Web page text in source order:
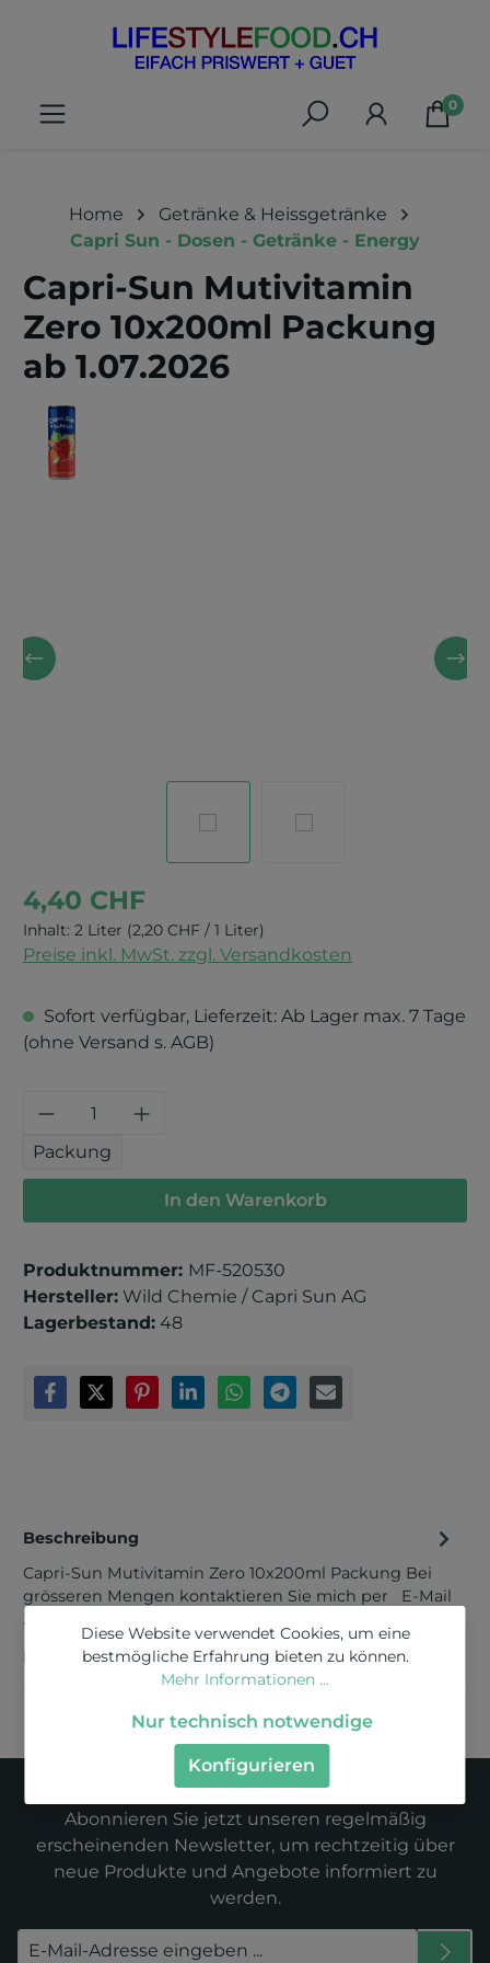
springen
0
Home
Getränke & Heissgetränke
Capri Sun - Dosen - Getränke - Energy
Capri-Sun Mutivitamin
Zero 10x200ml Packung
ab 1.07.2026
4,40 CHF
Inhalt: 2 Liter (2,20 CHF / 1 Liter)
Preise inkl. MwSt. zzgl. Versandkosten
Sofort verfügbar, Lieferzeit: Ab Lager max. 7 Tage
(ohne Versand s. AGB)
Produkt Anzahl: Gib den
Packung
In den Warenkorb
Produktnummer: MF-520530
Hersteller: Wild Chemie / Capri Sun AG
Lagerbestand: 48
Beschreibung
Capri-Sun Mutivitamin Zero 10x200ml Packung Bei
grösseren Mengen kontaktieren Sie mich per E-Mail
Zutaten: Quellwasser, Or…
Bewertungen
Newsletter
Abonnieren Sie jetzt unseren regelmäßig
erscheinenden Newsletter, um rechtzeitig über
neue Produkte und Angebote informiert zu
werden.
Diese Website verwendet Cookies, um eine
bestmögliche Erfahrung bieten zu können.
Mehr Informationen ...
Nur technisch notwendige
Konfigurieren